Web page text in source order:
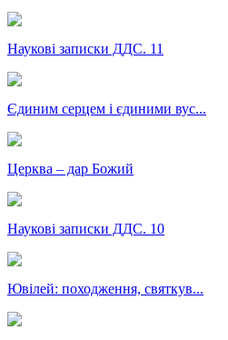
Наукові записки ДДС. 11
Єдиним серцем і єдиними вус...
Церква – дар Божий
Наукові записки ДДС. 10
Ювілей: походження, святкув...